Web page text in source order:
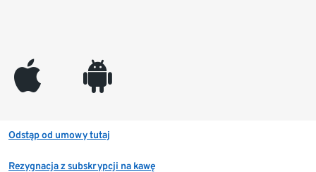
appleinc android
Odstąp od umowy tutaj
Rezygnacja z subskrypcji na kawę